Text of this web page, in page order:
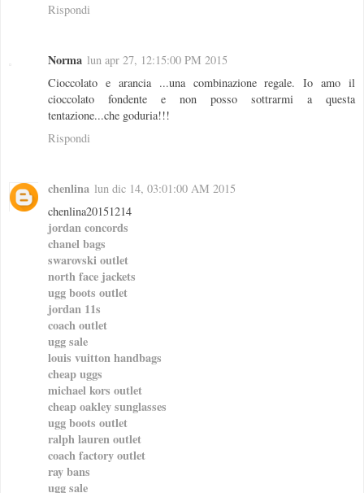
Rispondi
Norma lun apr 27, 12:15:00 PM 2015
Cioccolato e arancia ...una combinazione regale. Io amo il
cioccolato fondente e non posso sottrarmi a questa
tentazione...che goduria!!!
Rispondi
chenlina lun dic 14, 03:01:00 AM 2015
chenlina20151214
jordan concords
chanel bags
swarovski outlet
north face jackets
ugg boots outlet
jordan 11s
coach outlet
ugg sale
louis vuitton handbags
cheap uggs
michael kors outlet
cheap oakley sunglasses
ugg boots outlet
ralph lauren outlet
coach factory outlet
ray bans
ugg sale